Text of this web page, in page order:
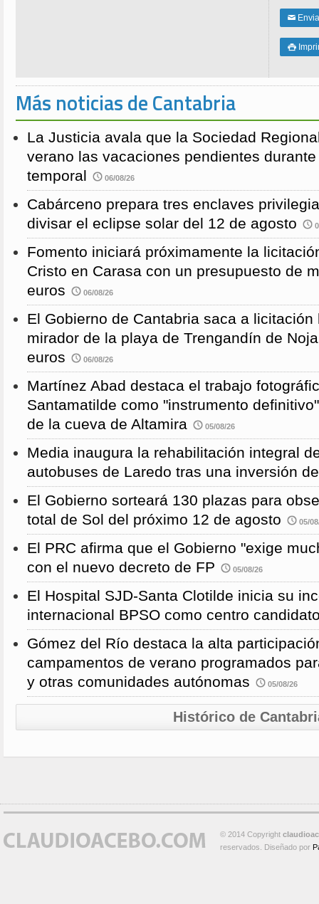
✉

Más noticias de Cantabria
La Justicia avala que la Sociedad
verano las vacaciones pendientes
temporal
06/08/26
Cabárceno prepara tres enclaves
divisar el eclipse solar del 12 de agosto
Fomento iniciará próximamente la
Cristo en Carasa con un presupuesto de
euros
06/08/26
El Gobierno de Cantabria saca a
mirador de la playa de Trengandín de
euros
06/08/26
Martínez Abad destaca el trabajo
Santamatilde como "instrumento
de la cueva de Altamira
05/08/26
Media inaugura la rehabilitación integral
autobuses de Laredo tras una inversión
El Gobierno sorteará 130 plazas para
total de Sol del próximo 12 de agosto
05/
El PRC afirma que el Gobierno "exige
con el nuevo decreto de FP
05/08/26
El Hospital SJD-Santa Clotilde inicia su
internacional BPSO como centro
Gómez del Río destaca la alta
campamentos de verano programados
y otras comunidades autónomas
05/08/26
Histórico de
© 2014 Copyright
reservados. Diseñado por